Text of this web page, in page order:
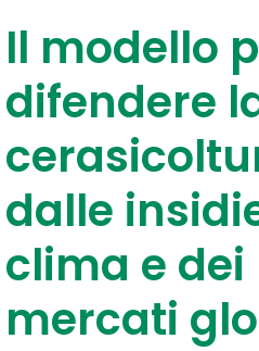
Il modello
difendere
dalle
clima e dei
mercati